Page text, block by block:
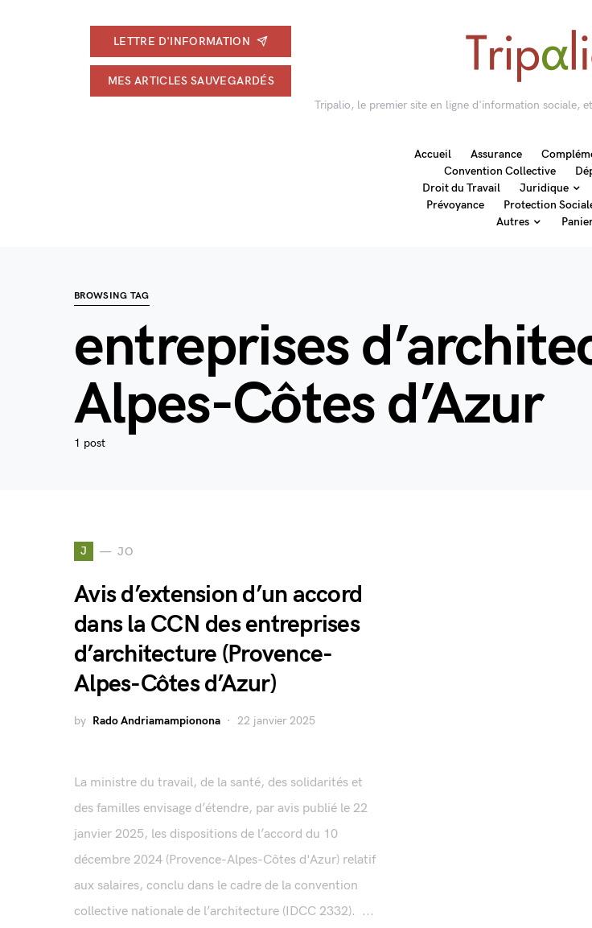
LETTRE D'INFORMATION
MES ARTICLES SAUVEGARDÉS
Tripalio, le premier site en ligne d'information sociale,
Accueil Assurance
Convention Collective
Droit du Travail
Juridique
Prévoyance
Protection
Autres
BROWSING TAG
entreprises
Alpes-Côtes d’Azur
1 post
J JO
Avis d’extension d’un accord
dans la CCN des entreprises
d’architecture (Provence-
Alpes-Côtes d’Azur)
by Rado Andriamampionona 22 janvier 2025
La ministre du travail, de la santé, des solidarités et
des familles envisage d’étendre, par avis publié le 22
janvier 2025, les dispositions de l’accord du 10
décembre 2024 (Provence-Alpes-Côtes d'Azur) relatif
aux salaires, conclu dans le cadre de la convention
collective nationale de l’architecture (IDCC 2332). ...